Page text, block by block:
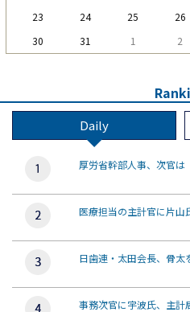
23
24 25 26
30
31 1 2
Daily
厚労省幹部人事、次官は
医療担当の主計官に片
日歯連・太田会長、骨
事務次官に宇波氏、主